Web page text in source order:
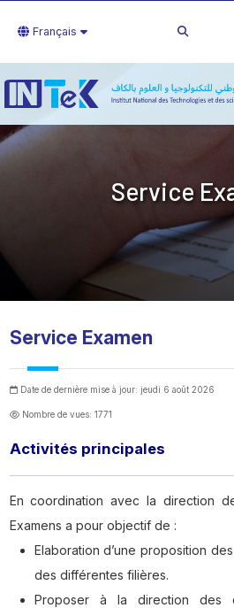
Français
Service
Service Examen
Date de dernière mise à jour: jeudi 6 août 2026
Nombre de vues: 1771
Activités principales
En coordination avec la direction
Examens a pour objectif de :
Elaboration d’une proposition
des différentes filières.
Proposer à la direction des